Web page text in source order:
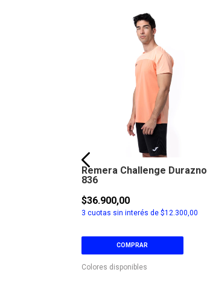
Remera Challenge Durazno
836
$36.900,00
3 cuotas sin interés de $12.300,00
COMPRAR
Colores disponibles